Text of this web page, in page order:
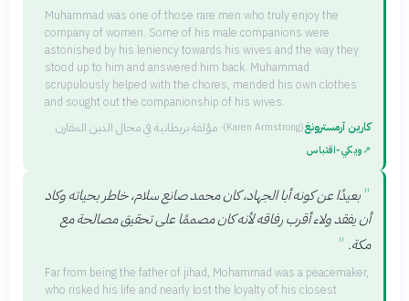
Muhammad was one of those rare men who truly enjoy the
company of women. Some of his male companions were
astonished by his leniency towards his wives and the way they
stood up to him and answered him back. Muhammad
scrupulously helped with the chores, mended his own clothes
and sought out the companionship of his wives.
كارين آرمسترونغ
(Karen Armstrong)
· مؤلفة بريطانية في مجال الدين المقارن
↗ويكي‑اقتباس
" بعيدًا عن كونه أبا الجهاد، كان محمد صانع سلام، خاطر بحياته وكاد
أن يفقد ولاء أقرب رفاقه لأنه كان مصممًا على تحقيق مصالحة مع
مكة. "
Far from being the father of jihad, Mohammad was a peacemaker,
who risked his life and nearly lost the loyalty of his closest